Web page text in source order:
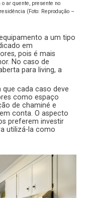
ar quente, presente no
(Foto: Reprodução –
a um tipo
em
pois é mais
No caso de
para living, a
que cada caso deve
como espaço
de chaminé e
conta. O aspecto
preferem investir
utilizá-la como